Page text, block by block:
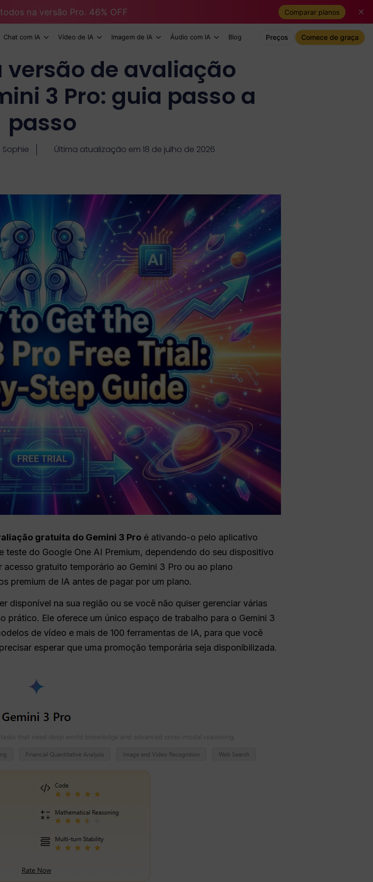
na versão Pro. 46% OFF Comparar planos
Chat com IA Vídeo de IA Imagem de IA Áudio com IA Blog Preços Comece de graça
versão de avaliação
3 Pro: guia passo a
passo
Última atualização em 18 de julho de 2026
gratuita do Gemini 3 Pro é ativando-o pelo aplicativo
teste do Google One AI Premium, dependendo do seu dispositivo
gratuito temporário ao Gemini 3 Pro ou ao plano
premium de IA antes de pagar por um plano.
disponível na sua região ou se você não quiser gerenciar várias
prático. Ele oferece um único espaço de trabalho para o Gemini 3
de vídeo e mais de 100 ferramentas de IA, para que você
esperar que uma promoção temporária seja disponibilizada.